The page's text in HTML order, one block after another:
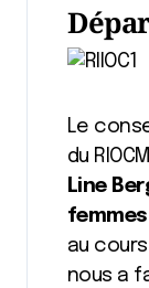
Le
du
Line
au
nous a